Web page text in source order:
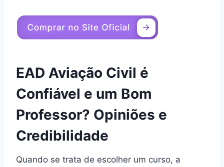
EAD Aviação Civil é
Confiável e um Bom
Professor? Opiniões e
Credibilidade
Quando se trata de escolher um curso, a